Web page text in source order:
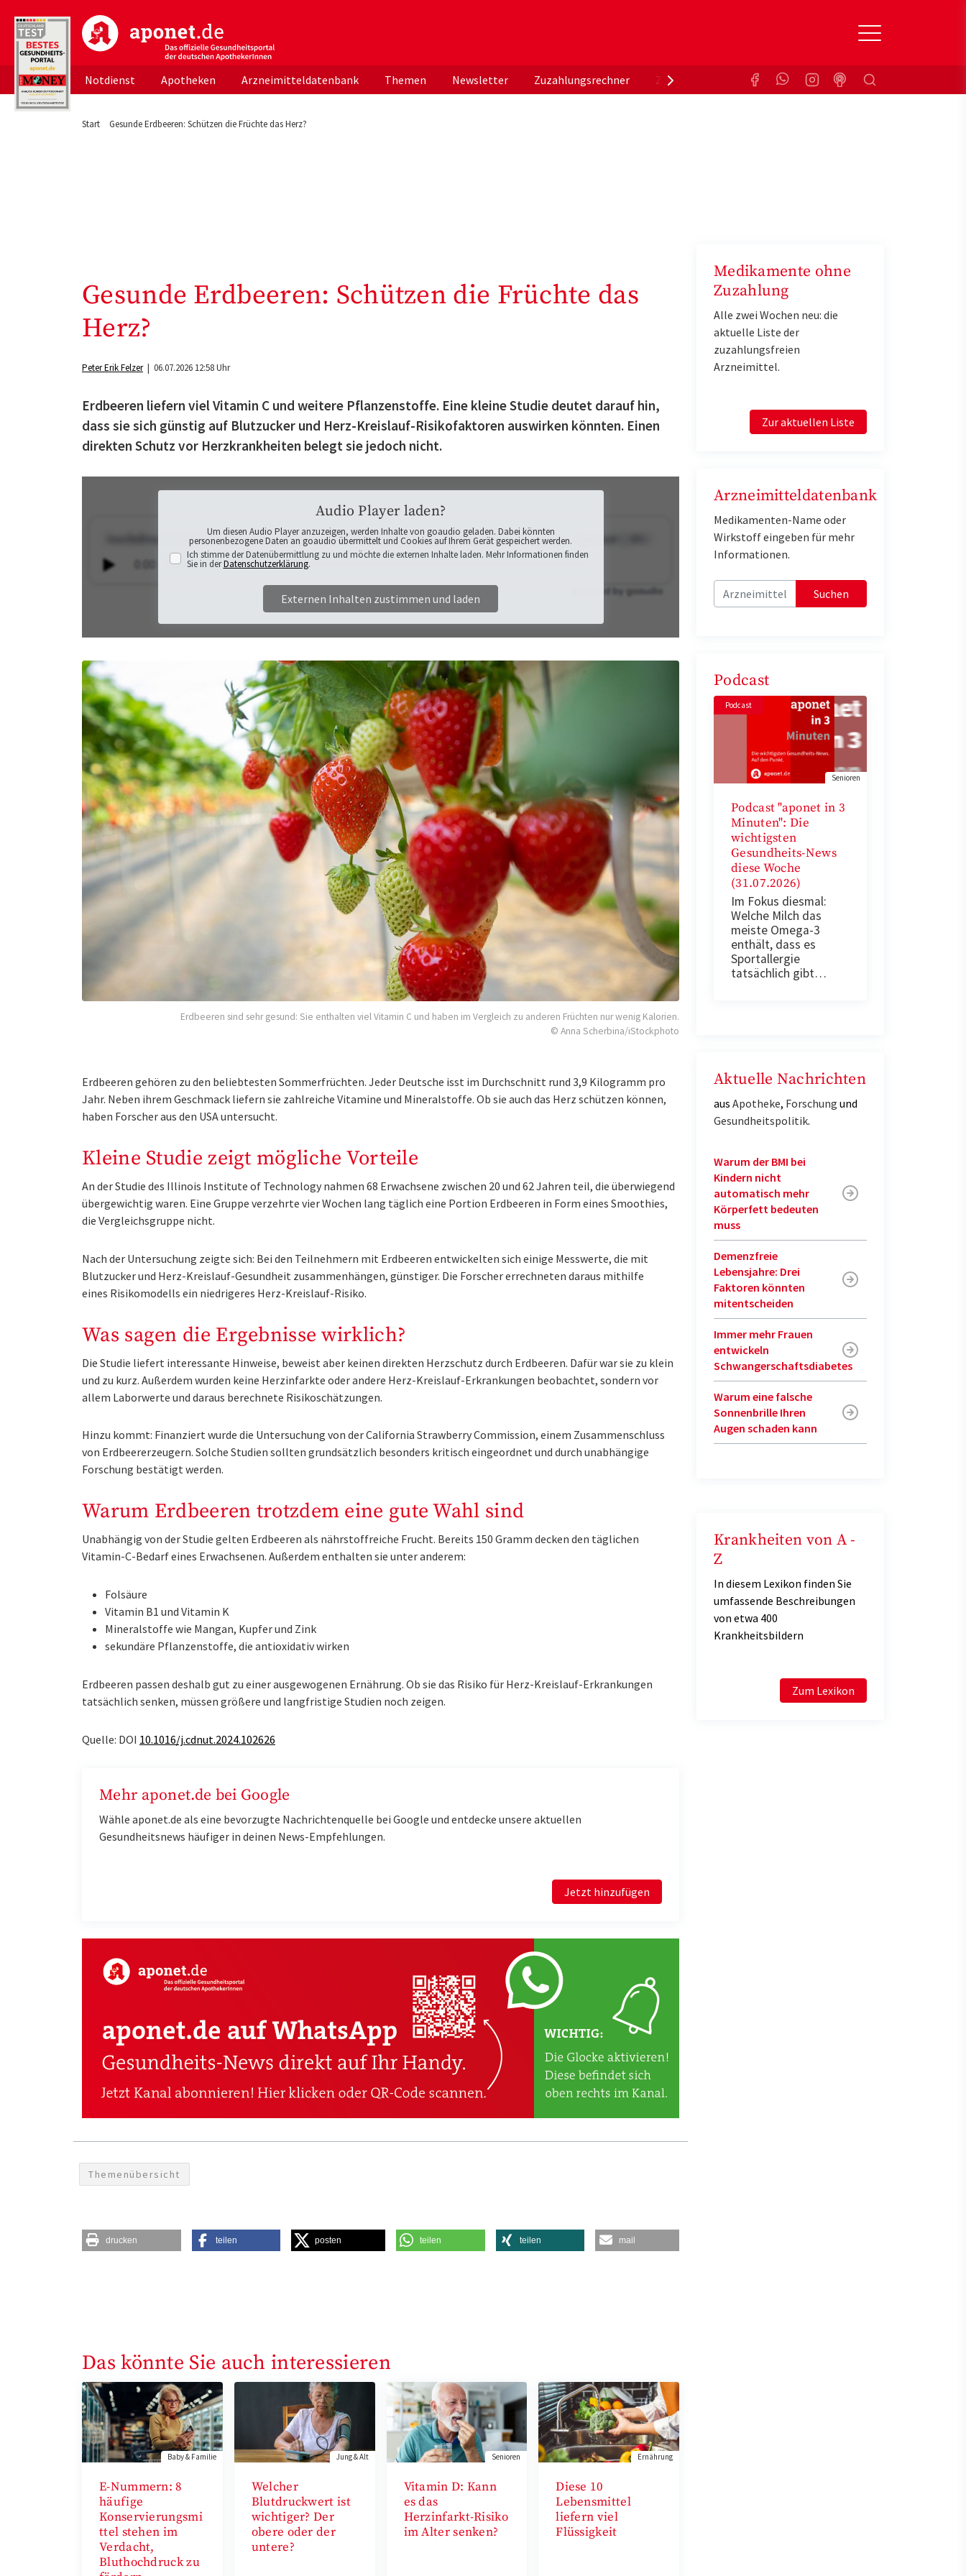
aponet.de - Das offizielle Gesundheitsportal der deutschen ApothekerInnen
Notdienst Apotheken Arzneimitteldatenbank Themen Newsletter Zuzahlungsrechner Zuzahlungsbefreiung KrankenkasseSuchen
Start Gesunde Erdbeeren: Schützen die Früchte das Herz?
Gesunde Erdbeeren: Schützen die Früchte das
Herz?
Peter Erik Felzer| 06.07.2026 12:58 Uhr
Erdbeeren liefern viel Vitamin C und weitere Pflanzenstoffe. Eine kleine Studie deutet darauf hin,
dass sie sich günstig auf Blutzucker und Herz-Kreislauf-Risikofaktoren auswirken könnten. Einen
direkten Schutz vor Herzkrankheiten belegt sie jedoch nicht.
Audio Player laden?
Um diesen Audio Player anzuzeigen, werden Inhalte von goaudio geladen. Dabei könnten
personenbezogene Daten an goaudio übermittelt und Cookies auf Ihrem Gerät gespeichert werden.
Ich stimme der Datenübermittlung zu und möchte die externen Inhalte laden. Mehr Informationen finden
Sie in derDatenschutzerklärung.
Externen Inhalten zustimmen und laden
Erdbeeren sind sehr gesund: Sie enthalten viel Vitamin C und haben im Vergleich zu anderen Früchten nur wenig Kalorien.
© Anna Scherbina/iStockphoto
Erdbeeren gehören zu den beliebtesten Sommerfrüchten. Jeder Deutsche isst im Durchschnitt rund 3,9 Kilogramm pro
Jahr. Neben ihrem Geschmack liefern sie zahlreiche Vitamine und Mineralstoffe. Ob sie auch das Herz schützen können,
haben Forscher aus den USA untersucht.
Kleine Studie zeigt mögliche Vorteile
An der Studie des Illinois Institute of Technology nahmen 68 Erwachsene zwischen 20 und 62 Jahren teil, die überwiegend
übergewichtig waren. Eine Gruppe verzehrte vier Wochen lang täglich eine Portion Erdbeeren in Form eines Smoothies,
die Vergleichsgruppe nicht.
Nach der Untersuchung zeigte sich: Bei den Teilnehmern mit Erdbeeren entwickelten sich einige Messwerte, die mit
Blutzucker und Herz-Kreislauf-Gesundheit zusammenhängen, günstiger. Die Forscher errechneten daraus mithilfe
eines Risikomodells ein niedrigeres Herz-Kreislauf-Risiko.
Was sagen die Ergebnisse wirklich?
Die Studie liefert interessante Hinweise, beweist aber keinen direkten Herzschutz durch Erdbeeren. Dafür war sie zu klein
und zu kurz. Außerdem wurden keine Herzinfarkte oder andere Herz-Kreislauf-Erkrankungen beobachtet, sondern vor
allem Laborwerte und daraus berechnete Risikoschätzungen.
Hinzu kommt: Finanziert wurde die Untersuchung von der California Strawberry Commission, einem Zusammenschluss
von Erdbeererzeugern. Solche Studien sollten grundsätzlich besonders kritisch eingeordnet und durch unabhängige
Forschung bestätigt werden.
Warum Erdbeeren trotzdem eine gute Wahl sind
Unabhängig von der Studie gelten Erdbeeren als nährstoffreiche Frucht. Bereits 150 Gramm decken den täglichen
Vitamin-C-Bedarf eines Erwachsenen. Außerdem enthalten sie unter anderem:
Folsäure
Vitamin B1 und Vitamin K
Mineralstoffe wie Mangan, Kupfer und Zink
sekundäre Pflanzenstoffe, die antioxidativ wirken
Erdbeeren passen deshalb gut zu einer ausgewogenen Ernährung. Ob sie das Risiko für Herz-Kreislauf-Erkrankungen
tatsächlich senken, müssen größere und langfristige Studien noch zeigen.
Quelle: DOI 10.1016/j.cdnut.2024.102626
Mehr aponet.de bei Google
Wähle aponet.de als eine bevorzugte Nachrichtenquelle bei Google und entdecke unsere aktuellen
Gesundheitsnews häufiger in deinen News-Empfehlungen.
Jetzt hinzufügen
Themenübersicht
drucken teilen posten teilen teilen mail
Das könnte Sie auch interessieren
Baby & Familie
E-Nummern: 8
häufige
Konservierungsmi
ttel stehen im
Verdacht,
Bluthochdruck zu
Jung & Alt
Welcher
Blutdruckwert ist
wichtiger? Der
obere oder der
untere?
Senioren
Vitamin D: Kann
es das
Herzinfarkt-Risiko
im Alter senken?
Ernährung
Diese 10
Lebensmittel
liefern viel
Flüssigkeit
Medikamente ohne
Zuzahlung
Alle zwei Wochen neu: die
aktuelle Liste der
zuzahlungsfreien
Arzneimittel.
Zur aktuellen Liste
Arzneimitteldatenbank
Medikamenten-Name oder
Wirkstoff eingeben für mehr
Informationen.
Suchen
Podcast
Podcast
Senioren
Podcast "aponet in 3
Minuten": Die
wichtigsten
Gesundheits-News
diese Woche
(31.07.2026)
Im Fokus diesmal:
Welche Milch das
meiste Omega-3
enthält, dass es
Sportallergie
tatsächlich gibt…
Aktuelle Nachrichten
aus Apotheke, Forschung und
Gesundheitspolitik.
Warum der BMI bei
Kindern nicht
automatisch mehr
Körperfett bedeuten
muss
Demenzfreie
Lebensjahre: Drei
Faktoren könnten
mitentscheiden
Immer mehr Frauen
entwickeln
Schwangerschaftsdiabetes
Warum eine falsche
Sonnenbrille Ihren
Augen schaden kann
Krankheiten von A -
Z
In diesem Lexikon finden Sie
umfassende Beschreibungen
von etwa 400
Krankheitsbildern
Zum Lexikon